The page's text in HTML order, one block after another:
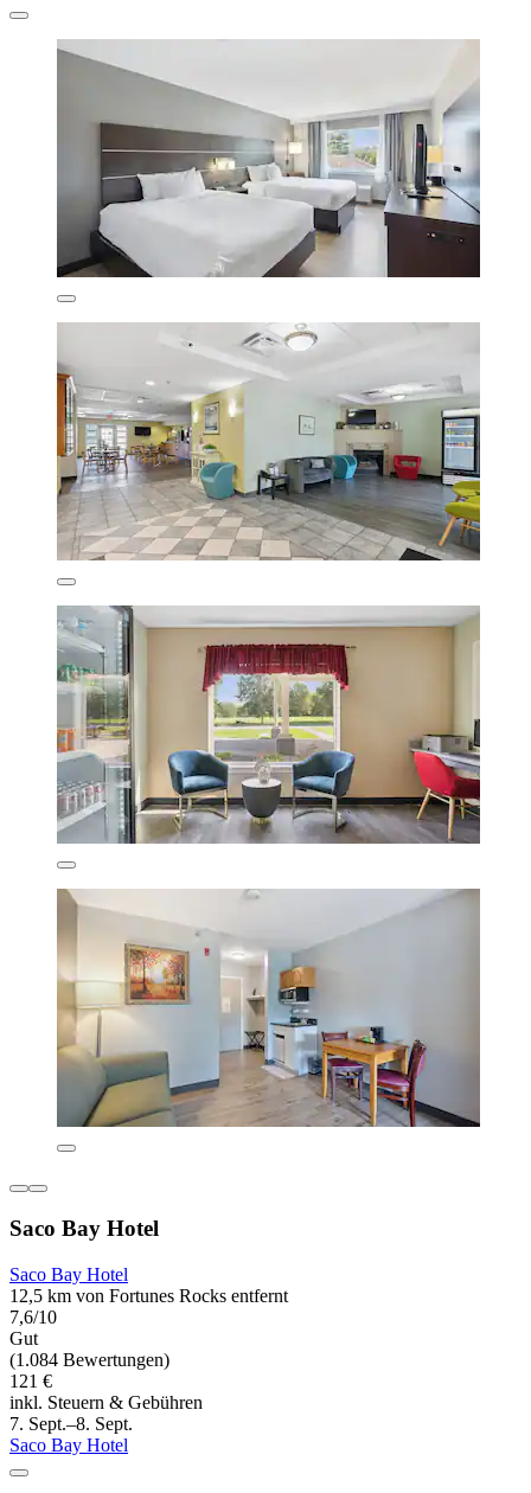
Saco Bay Hotel
Saco Bay Hotel
12,5 km von Fortunes Rocks entfernt
7,6/10
Gut
(1.084 Bewertungen)
121 €
inkl. Steuern & Gebühren
7. Sept.–8. Sept.
Saco Bay Hotel